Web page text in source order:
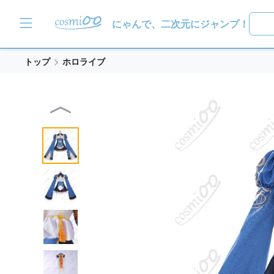
にゃんで、二次元にジャンプ！
トップ ホロライブ